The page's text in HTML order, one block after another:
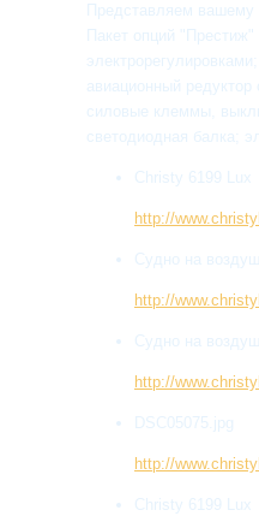
Представляем вашему
Пакет опций
авиационный
силовые клеммы,
светодиодная балка;
Christy 6199 Lux
http://
Судно на
http://
Судно на
http://
DSC05075.jpg
http://
Christy 6199 Lux